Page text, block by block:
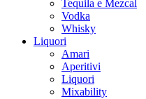
Tequila e Mezcal
Vodka
Whisky
Liquori
Amari
Aperitivi
Liquori
Mixability